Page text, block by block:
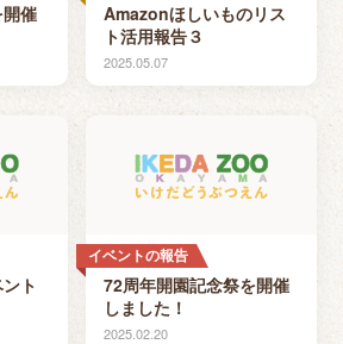
催
Amazonほしいものリス
ト活用報告３
2025.05.07
ト
イベントの報告
72周年開園記念祭を開催
しました！
2025.02.20